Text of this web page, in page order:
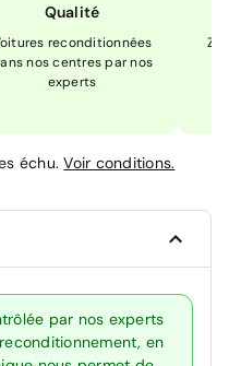
Qualité
reconditionnées
nos centres par nos
experts
échu.Voir conditions.
par nos experts
en